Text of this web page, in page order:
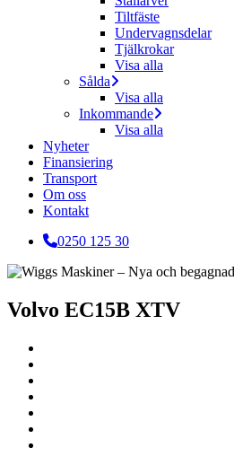
Tiltfäste
Undervagnsdelar
Tjälkrokar
Visa alla
Sålda
Visa alla
Inkommande
Visa alla
Nyheter
Finansiering
Transport
Om oss
Kontakt
0250 125 30
Volvo EC15B XTV